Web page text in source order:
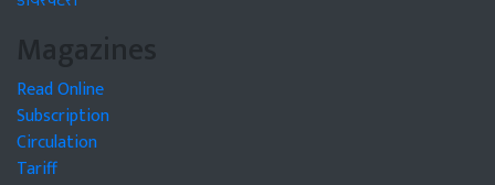
Magazines
Read Online
Subscription
Circulation
Tariff